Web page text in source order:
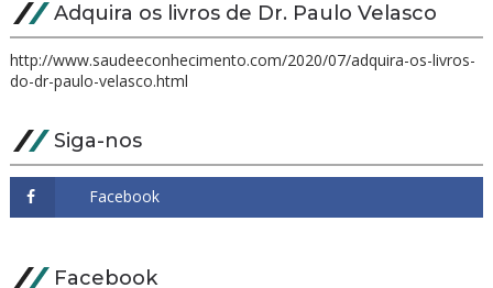
Adquira os livros de Dr. Paulo Velasco
http://www.saudeeconhecimento.com/2020/07/adquira-os-livros-
do-dr-paulo-velasco.html
Siga-nos
Facebook